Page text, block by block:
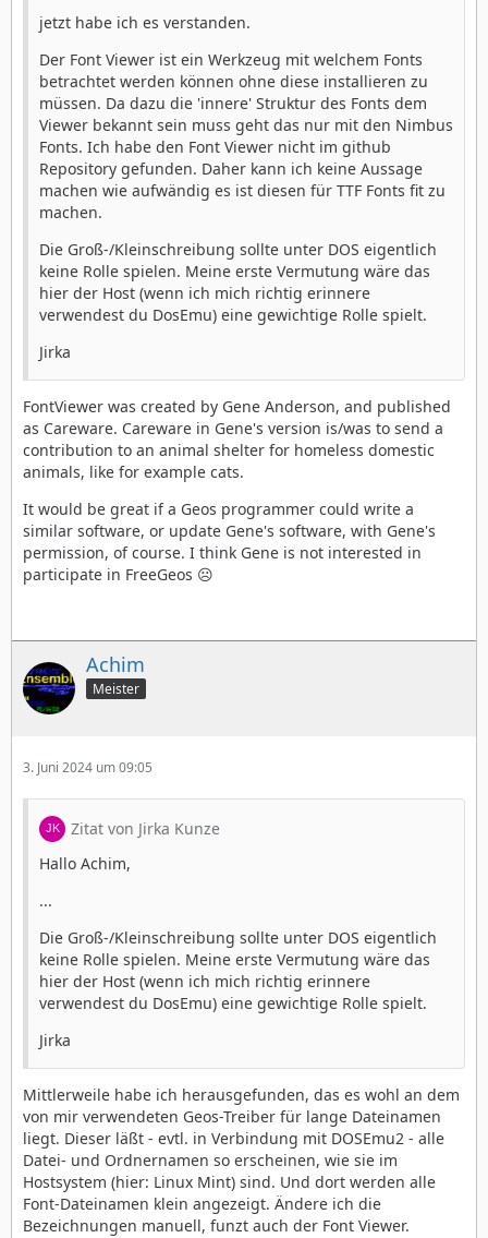
jetzt habe ich es verstanden.
Der Font Viewer ist ein Werkzeug mit welchem Fonts
betrachtet werden können ohne diese installieren zu
müssen. Da dazu die 'innere' Struktur des Fonts dem
Viewer bekannt sein muss geht das nur mit den Nimbus
Fonts. Ich habe den Font Viewer nicht im github
Repository gefunden. Daher kann ich keine Aussage
machen wie aufwändig es ist diesen für TTF Fonts fit zu
machen.
Die Groß-/Kleinschreibung sollte unter DOS eigentlich
keine Rolle spielen. Meine erste Vermutung wäre das
hier der Host (wenn ich mich richtig erinnere
verwendest du DosEmu) eine gewichtige Rolle spielt.
Jirka
FontViewer was created by Gene Anderson, and published
as Careware. Careware in Gene's version is/was to send a
contribution to an animal shelter for homeless domestic
animals, like for example cats.
It would be great if a Geos programmer could write a
similar software, or update Gene's software, with Gene's
permission, of course. I think Gene is not interested in
participate in FreeGeos ☹️
Achim
Meister
3. Juni 2024 um 09:05
Zitat von Jirka Kunze
Hallo Achim,
...
Die Groß-/Kleinschreibung sollte unter DOS eigentlich
keine Rolle spielen. Meine erste Vermutung wäre das
hier der Host (wenn ich mich richtig erinnere
verwendest du DosEmu) eine gewichtige Rolle spielt.
Jirka
Mittlerweile habe ich herausgefunden, das es wohl an dem
von mir verwendeten Geos-Treiber für lange Dateinamen
liegt. Dieser läßt - evtl. in Verbindung mit DOSEmu2 - alle
Datei- und Ordnernamen so erscheinen, wie sie im
Hostsystem (hier: Linux Mint) sind. Und dort werden alle
Font-Dateinamen klein angezeigt. Ändere ich die
Bezeichnungen manuell, funzt auch der Font Viewer.